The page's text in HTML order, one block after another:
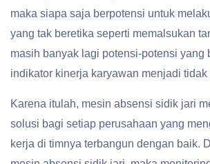
maka siapa saja berpotensi untuk
yang tak beretika seperti memalsukan
masih banyak lagi potensi-potensi yang
indikator kinerja karyawan menjadi tidak
Karena itulah, mesin absensi sidik jari
solusi bagi setiap perusahaan yang
kerja di timnya terbangun dengan baik.